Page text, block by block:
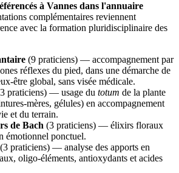
à Vannes dans l'annuaire
complémentaires reviennent
avec la formation pluridisciplinaire des
(9 praticiens) — accompagnement par
réflexes du pied, dans une démarche de
être global, sans visée médicale.
praticiens) — usage du totum de la plante
mères, gélules) en accompagnement
et du terrain.
de Bach (3 praticiens) — élixirs floraux
émotionnel ponctuel.
(3 praticiens) — analyse des apports en
oligo-éléments, antioxydants et acides